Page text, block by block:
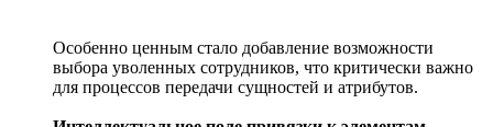
Особенно ценным стало добавление возможности
выбора уволенных сотрудников, что критически важно
для процессов передачи сущностей и атрибутов.